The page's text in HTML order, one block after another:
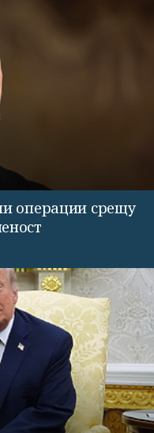
операции срещу